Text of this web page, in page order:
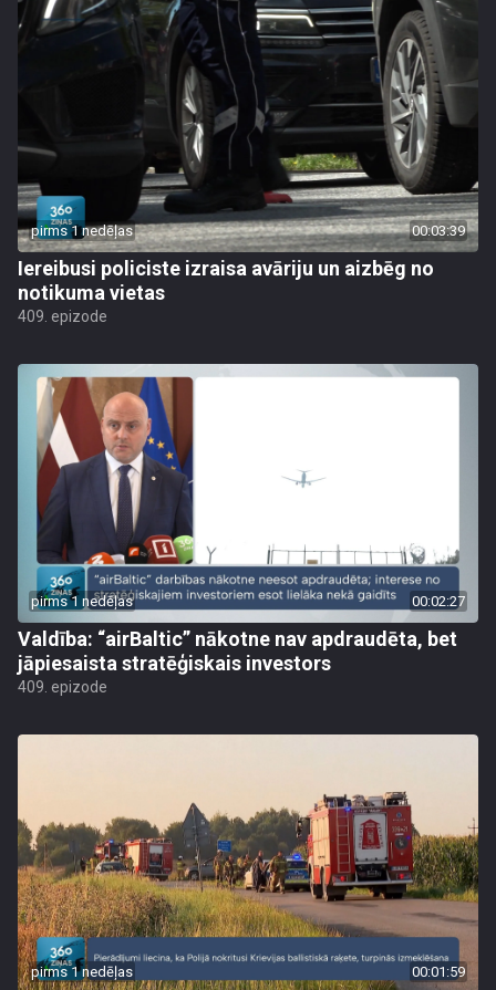
pirms 1 nedēļas 00:03:39
Iereibusi policiste izraisa avāriju un aizbēg no
notikuma vietas
409. epizode
pirms 1 nedēļas 00:02:27
Valdība: “airBaltic” nākotne nav apdraudēta, bet
jāpiesaista stratēģiskais investors
409. epizode
pirms 1 nedēļas 00:01:59